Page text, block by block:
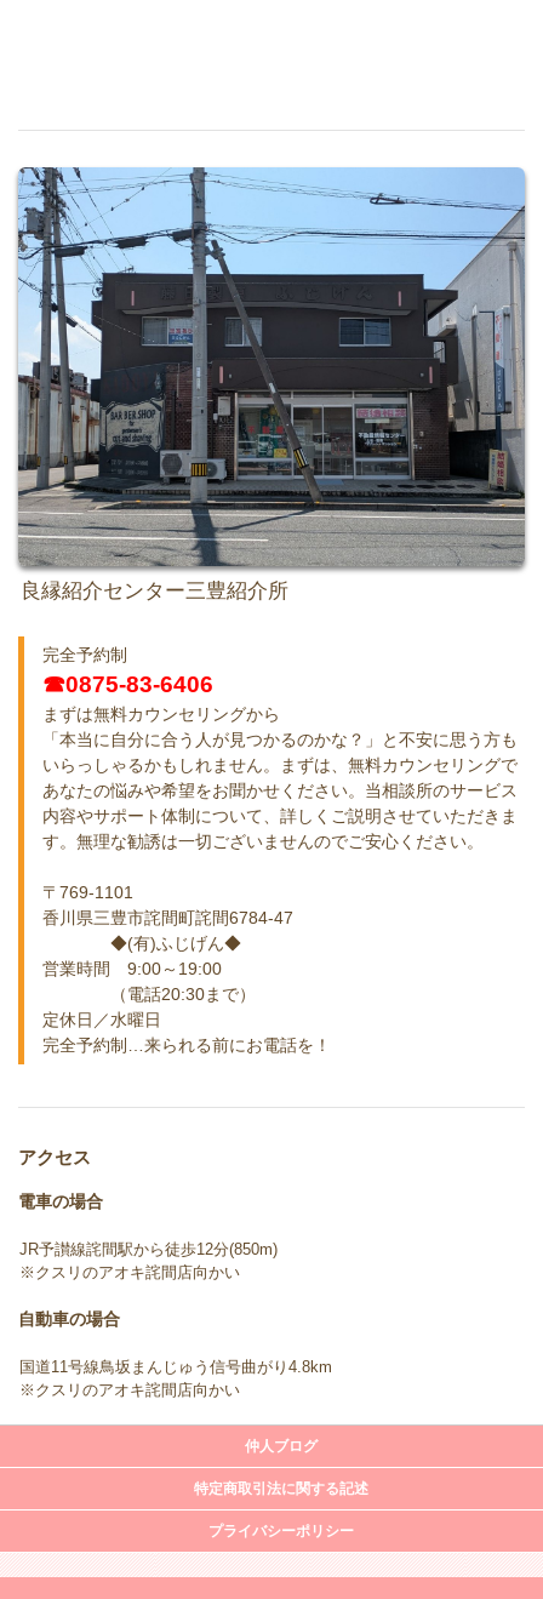
良縁紹介センター三豊紹介所
完全予約制
☎0875-83-6406
まずは無料カウンセリングから
「本当に自分に合う人が見つかるのかな？」と不安に思う方も
いらっしゃるかもしれません。まずは、無料カウンセリングで
あなたの悩みや希望をお聞かせください。当相談所のサービス
内容やサポート体制について、詳しくご説明させていただきま
す。無理な勧誘は一切ございませんのでご安心ください。
〒769-1101
香川県三豊市詫間町詫間6784-47
◆(有)ふじげん◆
営業時間 9:00～19:00
（電話20:30まで）
定休日／水曜日
完全予約制…来られる前にお電話を！
アクセス
電車の場合
JR予讃線詫間駅から徒歩12分(850m)
※クスリのアオキ詫間店向かい
自動車の場合
国道11号線鳥坂まんじゅう信号曲がり4.8km
※クスリのアオキ詫間店向かい
仲人ブログ
特定商取引法に関する記述
プライバシーポリシー